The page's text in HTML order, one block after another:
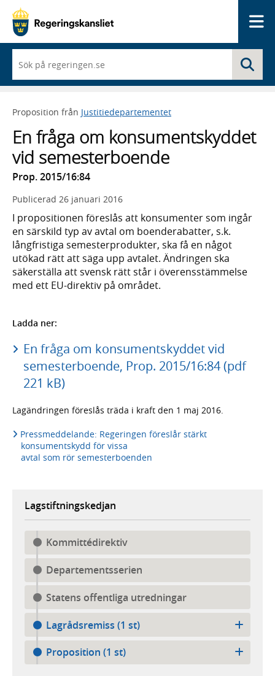
du
börjar
skriva
framträder
lista
med
sökförslag
Proposition från Justitiedepartementet
En fråga om konsumentskyddet
vid semesterboende
Prop. 2015/16:84
Publicerad 26 januari 2016
I propositionen föreslås att konsumenter som ingår
en särskild typ av avtal om boenderabatter, s.k.
långfristiga semesterprodukter, ska få en något
utökad rätt att säga upp avtalet. Ändringen ska
säkerställa att svensk rätt står i överensstämmelse
med ett EU-direktiv på området.
Ladda ner:
En fråga om konsumentskyddet vid
semesterboende, Prop. 2015/16:84 (pdf
221 kB)
Lagändringen föreslås träda i kraft den 1 maj 2016.
Pressmeddelande: Regeringen föreslår stärkt
konsumentskydd för vissa
avtal som rör semesterboenden
Lagstiftningskedjan
Kommittédirektiv
Departementsserien
Statens offentliga utredningar
Lagrådsremiss (1 st)
Proposition (1 st)